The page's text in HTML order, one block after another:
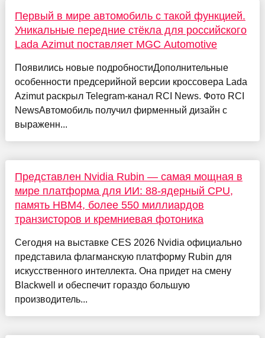
Первый в мире автомобиль с такой функцией.
Уникальные передние стёкла для российского
Lada Azimut поставляет MGC Automotive
Появились новые подробностиДополнительные
особенности предсерийной версии кроссовера Lada
Azimut раскрыл Telegram-канал RCI News. Фото RCI
NewsАвтомобиль получил фирменный дизайн с
выраженн...
Представлен Nvidia Rubin — самая мощная в
мире платформа для ИИ: 88-ядерный CPU,
память HBM4, более 550 миллиардов
транзисторов и кремниевая фотоника
Сегодня на выставке CES 2026 Nvidia официально
представила флагманскую платформу Rubin для
искусственного интеллекта. Она придет на смену
Blackwell и обеспечит гораздо большую
производитель...